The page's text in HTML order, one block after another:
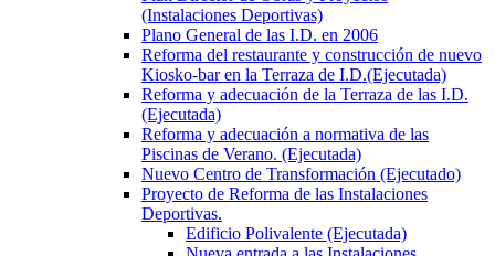
(Instalaciones Deportivas)
Plano General de las I.D. en 2006
Reforma del restaurante y construcción de nuevo
Kiosko-bar en la Terraza de I.D.(Ejecutada)
Reforma y adecuación de la Terraza de las I.D.
(Ejecutada)
Reforma y adecuación a normativa de las
Piscinas de Verano. (Ejecutada)
Nuevo Centro de Transformación (Ejecutado)
Proyecto de Reforma de las Instalaciones
Deportivas.
Edificio Polivalente (Ejecutada)